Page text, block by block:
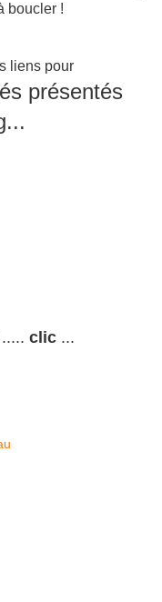
boucler !
liens pour
présentés
clic...